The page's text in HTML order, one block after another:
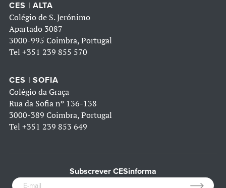
CES | ALTA
Colégio de S. Jerónimo
Apartado 3087
3000-995 Coimbra, Portugal
Tel +351 239 855 570
CES | SOFIA
Colégio da Graça
Rua da Sofia nº 136-138
3000-389 Coimbra, Portugal
Tel +351 239 853 649
Subscrever CESinforma